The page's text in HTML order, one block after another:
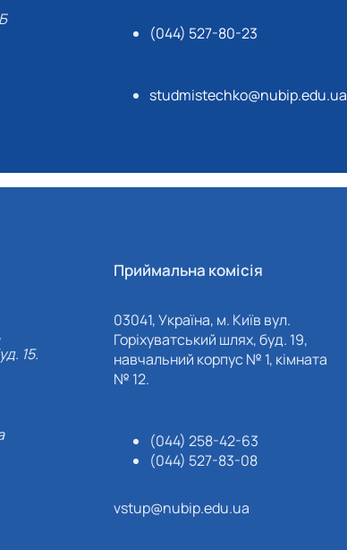
(044) 527-80-23
studmistechko@nubip.edu.ua
15.
Приймальна комісія
03041, Україна, м. Київ вул.
Горіхуватський шлях, буд. 19,
навчальний корпус № 1, кімната
№ 12.
(044) 258-42-63
(044) 527-83-08
vstup@nubip.edu.ua